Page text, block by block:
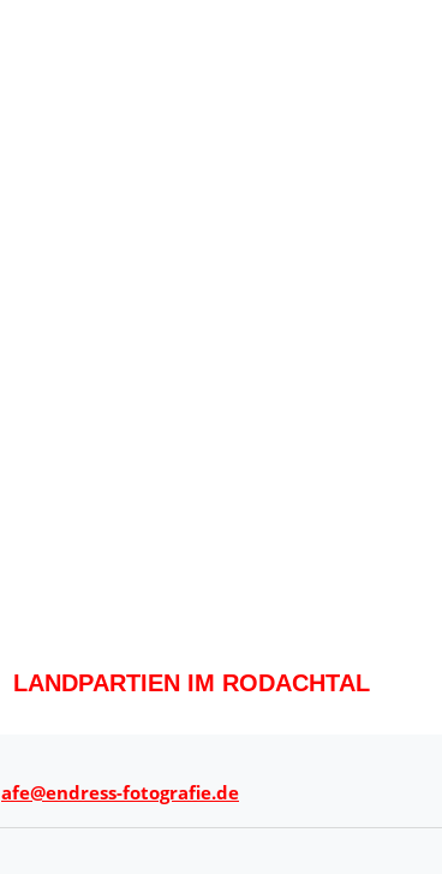
LANDPARTIEN IM RODACHTAL
afe@endress-fotografie.de